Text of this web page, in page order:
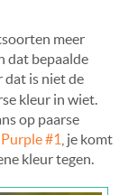
meer
dat bepaalde
dat is niet de
kleur in wiet.
op paarse
Purple #1
, je komt
kleur tegen.